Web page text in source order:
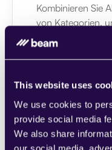
This website uses
We use cookies to
provide social media
We also share
our social media,
Kombinieren Sie
von Kategorien,
Learn more